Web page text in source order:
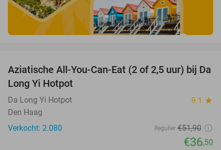
30%
Aziatische All-You-Can-Eat (2 of 2,5 uur) bij Da
Long Yi Hotpot
Da Long Yi Hotpot 9.1 star
Den Haag
Verkocht: 2.080
Regulier €51,90
€36,50